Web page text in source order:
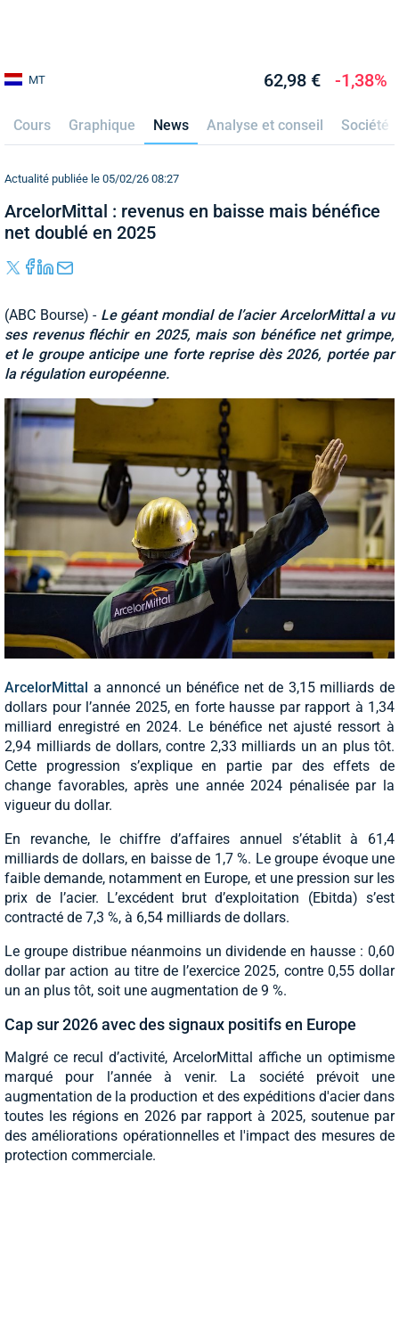
MT 62,98 € -1,38%
Cours Graphique News Analyse et conseil Société
Actualité publiée le 05/02/26 08:27
ArcelorMittal : revenus en baisse mais bénéfice
net doublé en 2025
(ABC Bourse) - Le géant mondial de l’acier ArcelorMittal a vu
ses revenus fléchir en 2025, mais son bénéfice net grimpe,
et le groupe anticipe une forte reprise dès 2026, portée par
la régulation européenne.
ArcelorMittal a annoncé un bénéfice net de 3,15 milliards de
dollars pour l’année 2025, en forte hausse par rapport à 1,34
milliard enregistré en 2024. Le bénéfice net ajusté ressort à
2,94 milliards de dollars, contre 2,33 milliards un an plus tôt.
Cette progression s’explique en partie par des effets de
change favorables, après une année 2024 pénalisée par la
vigueur du dollar.
En revanche, le chiffre d’affaires annuel s’établit à 61,4
milliards de dollars, en baisse de 1,7 %. Le groupe évoque une
faible demande, notamment en Europe, et une pression sur les
prix de l’acier. L’excédent brut d’exploitation (Ebitda) s’est
contracté de 7,3 %, à 6,54 milliards de dollars.
Le groupe distribue néanmoins un dividende en hausse : 0,60
dollar par action au titre de l’exercice 2025, contre 0,55 dollar
un an plus tôt, soit une augmentation de 9 %.
Cap sur 2026 avec des signaux positifs en Europe
Malgré ce recul d’activité, ArcelorMittal affiche un optimisme
marqué pour l’année à venir. La société prévoit une
augmentation de la production et des expéditions d'acier dans
toutes les régions en 2026 par rapport à 2025, soutenue par
des améliorations opérationnelles et l'impact des mesures de
protection commerciale.